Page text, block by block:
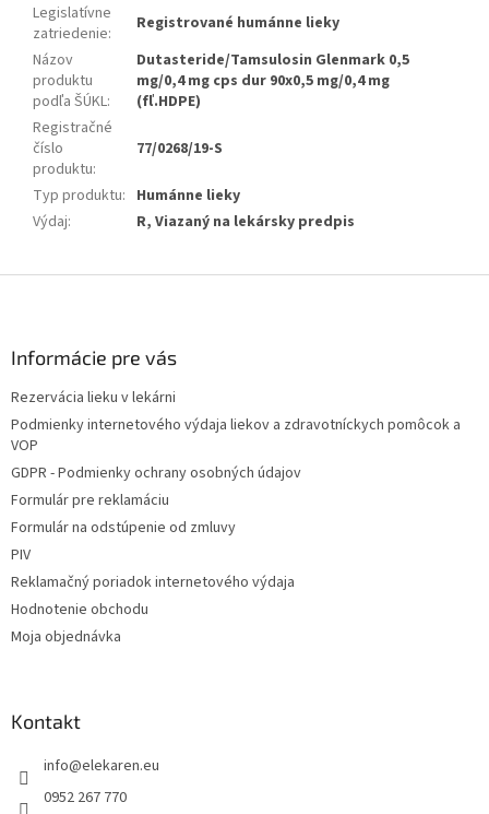
Legislatívne
zatriedenie:
Registrované humánne lieky
Názov
produktu
podľa ŠÚKL:
Dutasteride/Tamsulosin Glenmark 0,5
mg/0,4 mg cps dur 90x0,5 mg/0,4 mg
(fľ.HDPE)
Registračné
číslo
produktu:
77/0268/19-S
Typ produktu: Humánne lieky
Výdaj: R, Viazaný na lekársky predpis
Informácie pre vás
Rezervácia lieku v lekárni
Podmienky internetového výdaja liekov a zdravotníckych pomôcok a
VOP
GDPR - Podmienky ochrany osobných údajov
Formulár pre reklamáciu
Formulár na odstúpenie od zmluvy
PIV
Reklamačný poriadok internetového výdaja
Hodnotenie obchodu
Moja objednávka
Kontakt
info@elekaren.eu
0952 267 770